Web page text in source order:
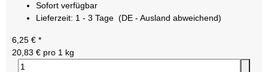
Sofort verfügbar
Lieferzeit: 1 - 3 Tage (DE - Ausland abweichend)
6,25 € *
20,83 € pro 1 kg